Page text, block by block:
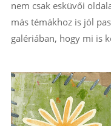
nem csak esküvői
más témákhoz is jól
galériában, hogy mi is